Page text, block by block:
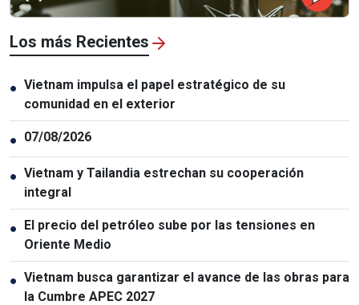
Los más Recientes
● Vietnam impulsa el papel estratégico de su
comunidad en el exterior
● 07/08/2026
● Vietnam y Tailandia estrechan su cooperación
integral
● El precio del petróleo sube por las tensiones en
Oriente Medio
● Vietnam busca garantizar el avance de las obras para
la Cumbre APEC 2027